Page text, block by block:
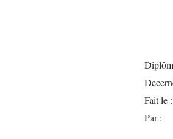
Fait le :
Par :